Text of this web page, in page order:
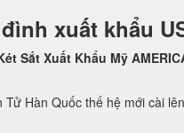
xuất khẩu
Sắt Xuất Khẩu Mỹ
Hàn Quốc thế hệ mới cài